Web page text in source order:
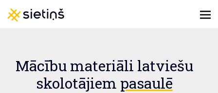
Mācību materiāli latviešu
skolotājiem pasaulē